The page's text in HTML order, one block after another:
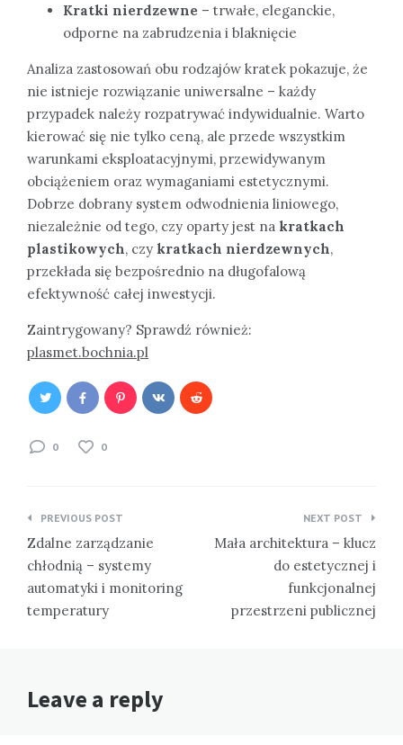
Kratki nierdzewne – trwałe, eleganckie,
odporne na zabrudzenia i blaknięcie
Analiza zastosowań obu rodzajów kratek pokazuje, że
nie istnieje rozwiązanie uniwersalne – każdy
przypadek należy rozpatrywać indywidualnie. Warto
kierować się nie tylko ceną, ale przede wszystkim
warunkami eksploatacyjnymi, przewidywanym
obciążeniem oraz wymaganiami estetycznymi.
Dobrze dobrany system odwodnienia liniowego,
niezależnie od tego, czy oparty jest na kratkach
plastikowych, czy kratkach nierdzewnych,
przekłada się bezpośrednio na długofalową
efektywność całej inwestycji.
Zaintrygowany? Sprawdź również:
plasmet.bochnia.pl
0 0
Nawigacja
wpisu
PREVIOUS POST
Zdalne zarządzanie
chłodnią – systemy
automatyki i monitoring
temperatury
NEXT POST
Mała architektura – klucz
do estetycznej i
funkcjonalnej
przestrzeni publicznej
Leave a reply